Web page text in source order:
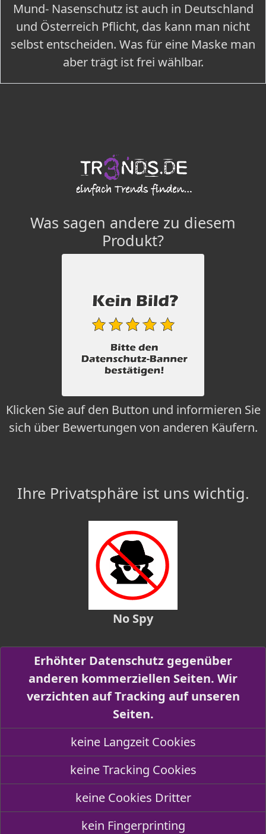
Mund- Nasenschutz ist auch in Deutschland
und Österreich Pflicht, das kann man nicht
selbst entscheiden. Was für eine Maske man
aber trägt ist frei wählbar.
Was sagen andere zu diesem
Produkt?
Klicken Sie auf den Button und informieren Sie
sich über Bewertungen von anderen Käufern.
Ihre Privatsphäre ist uns wichtig.
No Spy
Erhöhter Datenschutz gegenüber
anderen kommerziellen Seiten. Wir
verzichten auf Tracking auf unseren
Seiten.
keine Langzeit Cookies
keine Tracking Cookies
keine Cookies Dritter
kein Fingerprinting